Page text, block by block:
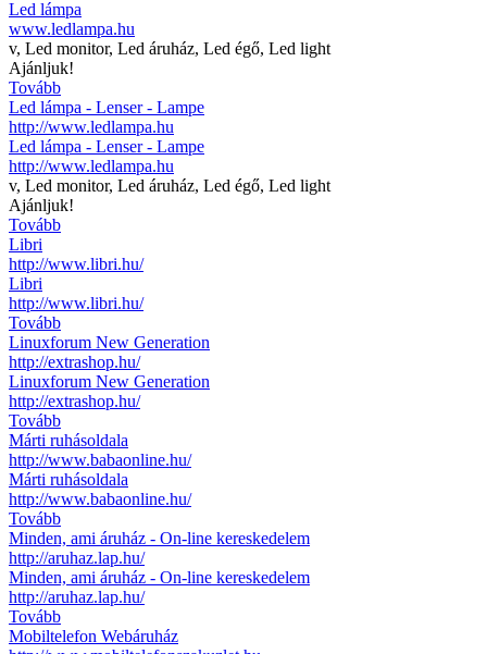
Led lámpa
www.ledlampa.hu
v, Led monitor, Led áruház, Led égő, Led light
Ajánljuk!
Tovább
Led lámpa - Lenser - Lampe
http://www.ledlampa.hu
Led lámpa - Lenser - Lampe
http://www.ledlampa.hu
v, Led monitor, Led áruház, Led égő, Led light
Ajánljuk!
Tovább
Libri
http://www.libri.hu/
Libri
http://www.libri.hu/
Tovább
Linuxforum New Generation
http://extrashop.hu/
Linuxforum New Generation
http://extrashop.hu/
Tovább
Márti ruhásoldala
http://www.babaonline.hu/
Márti ruhásoldala
http://www.babaonline.hu/
Tovább
Minden, ami áruház - On-line kereskedelem
http://aruhaz.lap.hu/
Minden, ami áruház - On-line kereskedelem
http://aruhaz.lap.hu/
Tovább
Mobiltelefon Webáruház